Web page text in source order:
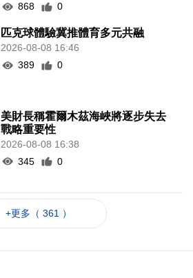
868
0
匹克球體驗冀推體育多元共融
2026-08-08 16:46
389
0
美財長稱霍爾木茲海峽將逐步失去
戰略重要性
2026-08-08 16:38
345
0
+更多（ 361 ）